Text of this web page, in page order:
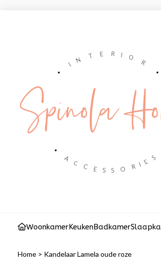
WoonkamerKeukenBadkamer
Home > Kandelaar Lamela oude roze